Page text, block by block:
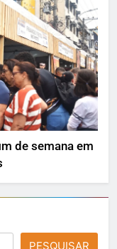
de semana em
PESQUISAR